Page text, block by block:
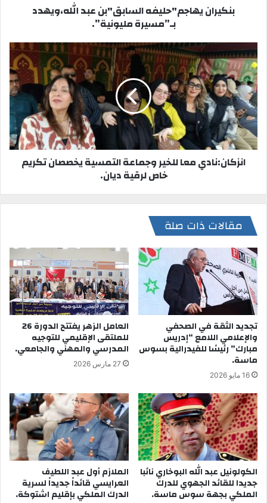
بنكيران يهاجم"حليفه السابق"بن عبد الله،ويهدد
بـ”مسيرة مليونية”.
انزكان:نادي معا للخير وجماعة التمسية يخصصان تكريم
خاص لرقية ديان.
مقالات ذات صلة
تجديد الثقة في الصحفي
والإعلامي اللامع “إدريس
مبارك” رئيسًا للفيدرالية بسوس
ماسة.
16 مايو 2026
العامل الزهر يفتتح الدورة 26
للملتقى الإقليمي للتوجيه
المدرسي والمهني والجامعي.
27 مارس 2026
الكولونيل عبد الله البوخاري نائبا
جديدا للقائد الجهوي للدرك
الملكي بجهة سوس ماسة.
الملازم أول عبد اللطيف
العرايسي قائداً جديداً لسرية
الدرك الملكي بإقليم اشتوكة.